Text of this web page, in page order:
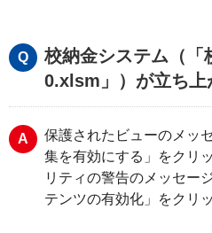
校納金システム（「
0.xlsm」）が立ち上
保護されたビューのメッ
集を有効にする」をクリ
リティの警告のメッセー
テンツの有効化」をクリ